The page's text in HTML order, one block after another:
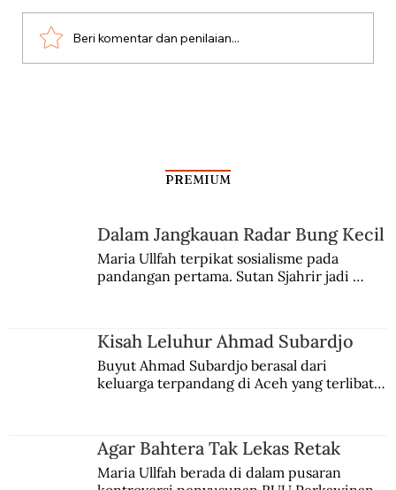
Beri komentar dan penilaian...
PREMIUM
Dalam Jangkauan Radar Bung Kecil
Maria Ullfah terpikat sosialisme pada
pandangan pertama. Sutan Sjahrir jadi
Kisah Leluhur Ahmad Subardjo
Buyut Ahmad Subardjo berasal dari
keluarga terpandang di Aceh yang terlibat
Agar Bahtera Tak Lekas Retak
Maria Ullfah berada di dalam pusaran